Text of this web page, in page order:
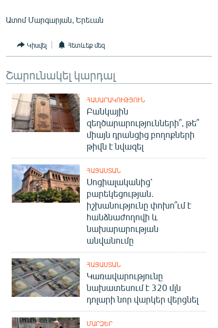
Ատոմ Մարգարյան, Երեւան
Կիսվել Հետևեք մեզ
Շարունակել կարդալ
ՀԱՍԱՐԱԿՈՒԹՅՈՒՆ
Բանկային
զեղծարարությունների՞, թե՞
միայն դրանցից բողոքների
թիվն է նվազել
ՀԱՅԱՍՏԱՆ
Սոցիալականից՝
բարեկեցության.
իշխանությունը փոխո՞ւմ է
հանձնաժողովի և
նախարարության
անվանումը
ՀԱՅԱՍՏԱՆ
Կառավարությունը
նախատեսում է 320 մլն
դոլարի նոր վարկեր վերցնել
ՄԱՐԶԵՐ